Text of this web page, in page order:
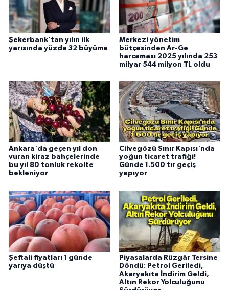
Şekerbank'tan yılın ilk
yarısında yüzde 32 büyüme
Merkezi yönetim
bütçesinden Ar-Ge
harcaması 2025 yılında 253
milyar 544 milyon TL oldu
Ankara'da geçen yıl don
vuran kiraz bahçelerinde
bu yıl 80 tonluk rekolte
bekleniyor
Cilvegözü Sınır Kapısı'nda
yoğun ticaret trafiği!
Günde 1.500 tır geçiş
yapıyor
Şeftali fiyatları 1 günde
yarıya düştü
Piyasalarda Rüzgâr Tersine
Döndü: Petrol Geriledi,
Akaryakıta İndirim Geldi,
Altın Rekor Yolculuğunu